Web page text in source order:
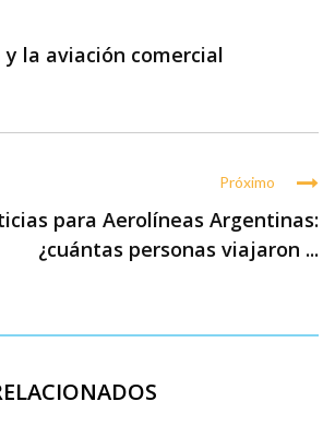
y la aviación comercial
Próximo
para Aerolíneas Argentinas:
¿cuántas personas viajaron ...